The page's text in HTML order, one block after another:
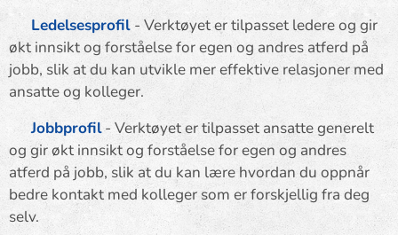
Ledelsesprofil - Verktøyet er tilpasset ledere og gir
økt innsikt og forståelse for egen og andres atferd på
jobb, slik at du kan utvikle mer effektive relasjoner med
ansatte og kolleger.
✨Jobbprofil - Verktøyet er tilpasset ansatte generelt
og gir økt innsikt og forståelse for egen og andres
atferd på jobb, slik at du kan lære hvordan du oppnår
bedre kontakt med kolleger som er forskjellig fra deg
selv.